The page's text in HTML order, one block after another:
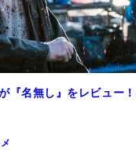
『名無し』をレビュー！